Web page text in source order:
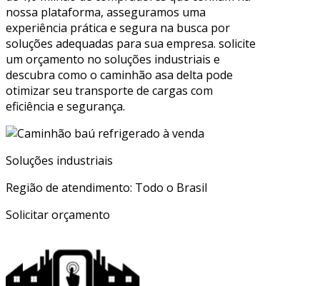
nossa plataforma, asseguramos uma
experiência prática e segura na busca por
soluções adequadas para sua empresa. solicite
um orçamento no soluções industriais e
descubra como o caminhão asa delta pode
otimizar seu transporte de cargas com
eficiência e segurança.
Soluções industriais
Região de atendimento: Todo o Brasil
Solicitar orçamento